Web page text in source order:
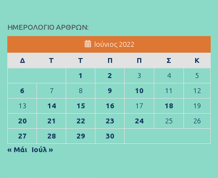
ΗΜΕΡΟΛΌΓΙΟ ΆΡΘΡΩΝ:
Ιούνιος 2022
Δ
Τ Τ Π Π Σ
Κ
1
2 3 4
5
6
7 8 9 10 11
12
13
14 15 16 17 18
19
20
21 22 23 24 25
26
27
28 29
30
« Μάι Ιούλ »